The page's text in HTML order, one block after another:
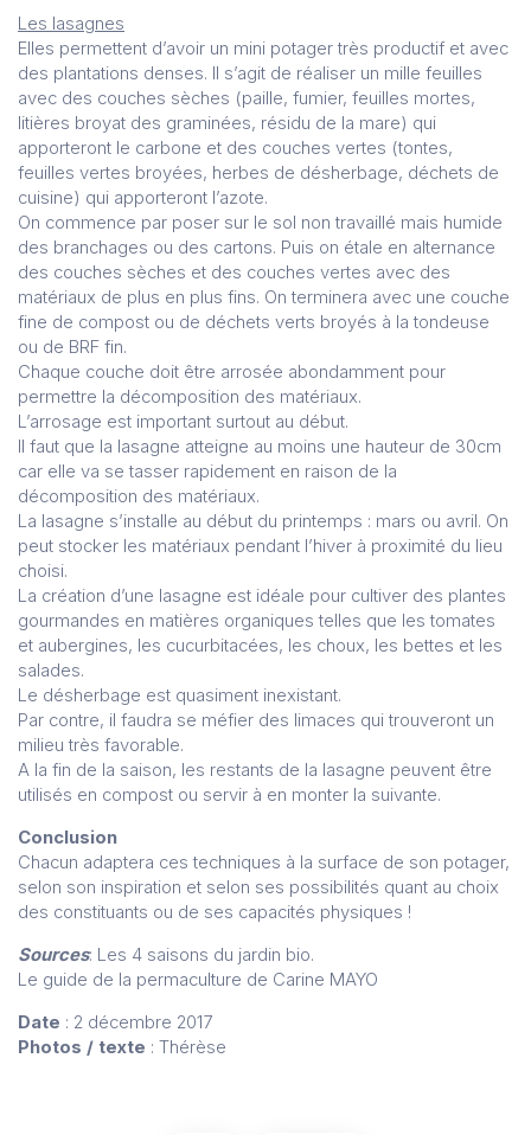
Les lasagnes
Elles permettent d’avoir un mini potager très productif et avec
des plantations denses. Il s’agit de réaliser un mille feuilles
avec des couches sèches (paille, fumier, feuilles mortes,
litières broyat des graminées, résidu de la mare) qui
apporteront le carbone et des couches vertes (tontes,
feuilles vertes broyées, herbes de désherbage, déchets de
cuisine) qui apporteront l’azote.
On commence par poser sur le sol non travaillé mais humide
des branchages ou des cartons. Puis on étale en alternance
des couches sèches et des couches vertes avec des
matériaux de plus en plus fins. On terminera avec une couche
fine de compost ou de déchets verts broyés à la tondeuse
ou de BRF fin.
Chaque couche doit être arrosée abondamment pour
permettre la décomposition des matériaux.
L’arrosage est important surtout au début.
Il faut que la lasagne atteigne au moins une hauteur de 30cm
car elle va se tasser rapidement en raison de la
décomposition des matériaux.
La lasagne s’installe au début du printemps : mars ou avril. On
peut stocker les matériaux pendant l’hiver à proximité du lieu
choisi.
La création d’une lasagne est idéale pour cultiver des plantes
gourmandes en matières organiques telles que les tomates
et aubergines, les cucurbitacées, les choux, les bettes et les
salades.
Le désherbage est quasiment inexistant.
Par contre, il faudra se méfier des limaces qui trouveront un
milieu très favorable.
A la fin de la saison, les restants de la lasagne peuvent être
utilisés en compost ou servir à en monter la suivante.
Conclusion
Chacun adaptera ces techniques à la surface de son potager,
selon son inspiration et selon ses possibilités quant au choix
des constituants ou de ses capacités physiques !
Sources: Les 4 saisons du jardin bio.
Le guide de la permaculture de Carine MAYO
Date : 2 décembre 2017
Photos / texte : Thérèse